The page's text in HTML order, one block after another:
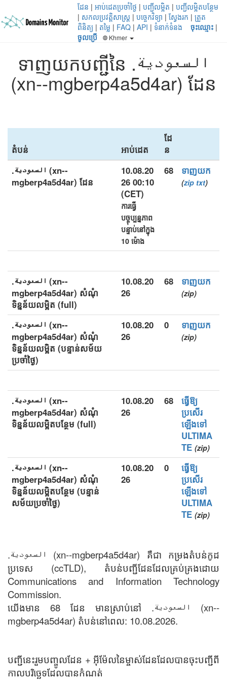
ដែន | អាប់ដេតប្រចាំថ្ងៃ | បញ្ជីលម្អិត | បញ្ជីលម្អិតបន្ថែម
| សកលប្រវត្តិសាស្ត្រ | បច្ចេកវិទ្យា | ស្វែងរក | ត្រួត
ពិនិត្យ | តម្លៃ | FAQ | API | ទំនាក់ទំនង ចុះឈ្មោះ |
ចូលប្រើ
Khmer
ទាញយកបញ្ជីនៃ .السعودية
(xn--mgberp4a5d4ar) ដែន
តំបន់ អាប់ដេត
ដែ
ន
.السعودية (xn--
mgberp4a5d4ar) ដែន
10.08.20
26 00:10
(CET)
ការធ្វើ
បច្ចុប្បន្នភាព
បន្ទាប់នៅក្នុង
10 ម៉ោង
68 ទាញយក
(zip txt)
.السعودية (xn--
mgberp4a5d4ar) សំណុំ
ទិន្នន័យលម្អិត (full)
10.08.20
26
68 ទាញយក
(zip)
.السعودية (xn--
mgberp4a5d4ar) សំណុំ
ទិន្នន័យលម្អិត (បន្ទាន់សម័យ
ប្រចាំថ្ងៃ)
10.08.20
26
0 ទាញយក
(zip)
.السعودية (xn--
mgberp4a5d4ar) សំណុំ
ទិន្នន័យលម្អិតបន្ថែម (full)
10.08.20
26
68
ធ្វើឱ្យ
ប្រសើរ
ឡើងទៅ
ULTIMA
TE (zip)
.السعودية (xn--
mgberp4a5d4ar) សំណុំ
ទិន្នន័យលម្អិតបន្ថែម (បន្ទាន់
សម័យប្រចាំថ្ងៃ)
10.08.20
26
0
ធ្វើឱ្យ
ប្រសើរ
ឡើងទៅ
ULTIMA
TE (zip)
.السعودية (xn--mgberp4a5d4ar) គឺជា កម្រងតំបន់កូដ
ប្រទេស (ccTLD), តំបន់បញ្ជីដែនដែលគ្រប់គ្រងដោយ
Communications and Information Technology
Commission.
យើងមាន 68 ដែន មានស្រាប់នៅ .السعودية (xn--
mgberp4a5d4ar) តំបន់នៅពេល: 10.08.2026.
បញ្ជីនេះរួមបញ្ចូលដែន + អ៊ីម៉ែលនៃម្ចាស់ដែនដែលបានចុះបញ្ជីពី
កាលបរិច្ឆេទដែលបានកំណត់